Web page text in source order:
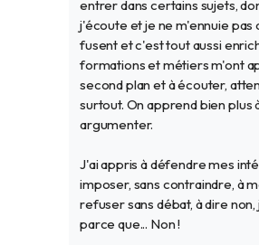
entrer dans certains sujets,
j'écoute et je ne m'ennuie pas
fusent et c'est tout aussi
formations et métiers m'ont
second plan et à écouter,
surtout. On apprend bien plus
argumenter.
J'ai appris à défendre mes
imposer, sans contraindre, à
refuser sans débat, à dire non,
parce que... Non !